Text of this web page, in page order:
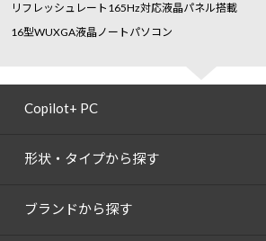
リフレッシュレート165Hz対応液晶パネル搭載
16型WUXGA液晶ノートパソコン
Copilot+ PC
形状・タイプから探す
ブランドから探す